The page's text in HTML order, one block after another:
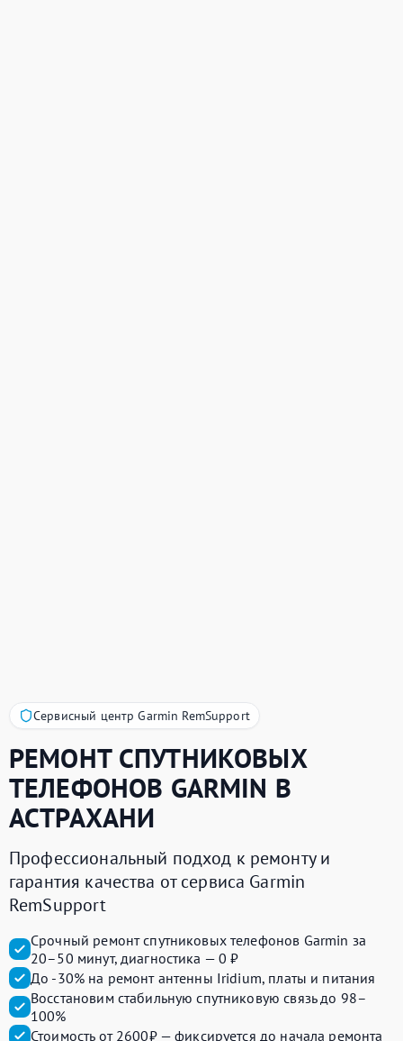
Сервисный центр Garmin RemSupport
РЕМОНТ СПУТНИКОВЫХ
ТЕЛЕФОНОВ GARMIN В
АСТРАХАНИ
Профессиональный подход к ремонту и
гарантия качества от сервиса Garmin
RemSupport
Срочный ремонт спутниковых телефонов Garmin за
20–50 минут, диагностика — 0 ₽
До -30% на ремонт антенны Iridium, платы и питания
Восстановим стабильную спутниковую связь до 98–
100%
Стоимость от 2600₽ — фиксируется до начала ремонта